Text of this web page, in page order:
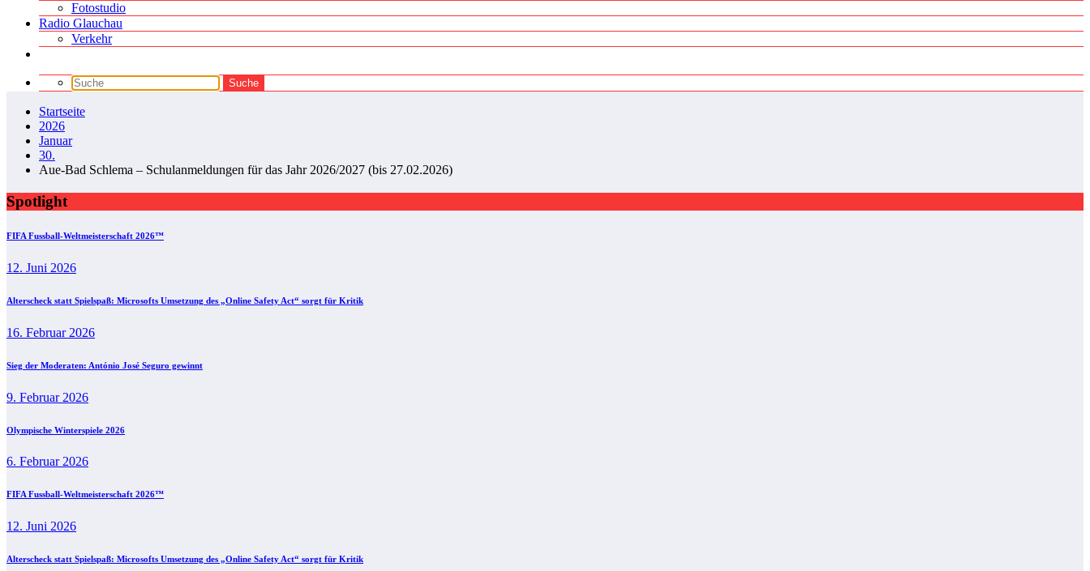
Fotostudio
Radio Glauchau
Verkehr
Startseite
2026
Januar
30.
Aue-Bad Schlema – Schulanmeldungen für das Jahr 2026/2027 (bis 27.02.2026)
Spotlight
FIFA Fussball-Weltmeisterschaft 2026™
12. Juni 2026
Alterscheck statt Spielspaß: Microsofts Umsetzung des „Online Safety Act“ sorgt für Kritik
16. Februar 2026
Sieg der Moderaten: António José Seguro gewinnt
9. Februar 2026
Olympische Winterspiele 2026
6. Februar 2026
FIFA Fussball-Weltmeisterschaft 2026™
12. Juni 2026
Alterscheck statt Spielspaß: Microsofts Umsetzung des „Online Safety Act“ sorgt für Kritik